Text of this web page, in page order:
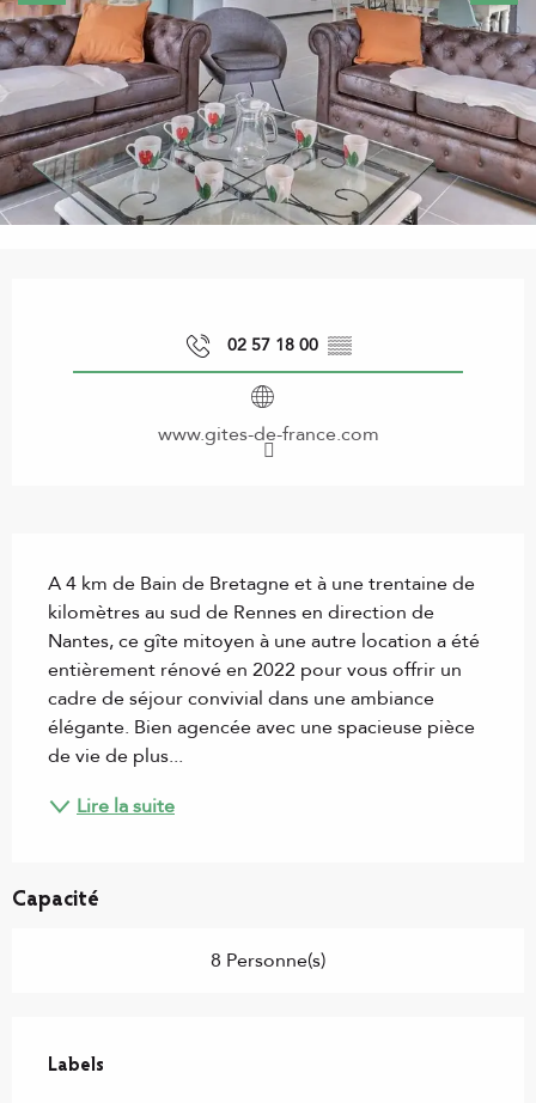
02 57 18 00 ▒▒
www.gites-de-france.com
A 4 km de Bain de Bretagne et à une trentaine de
kilomètres au sud de Rennes en direction de
Nantes, ce gîte mitoyen à une autre location a été
entièrement rénové en 2022 pour vous offrir un
cadre de séjour convivial dans une ambiance
élégante. Bien agencée avec une spacieuse pièce
de vie de plus...
Lire la suite
Capacité
8 Personne(s)
Labels
Labels